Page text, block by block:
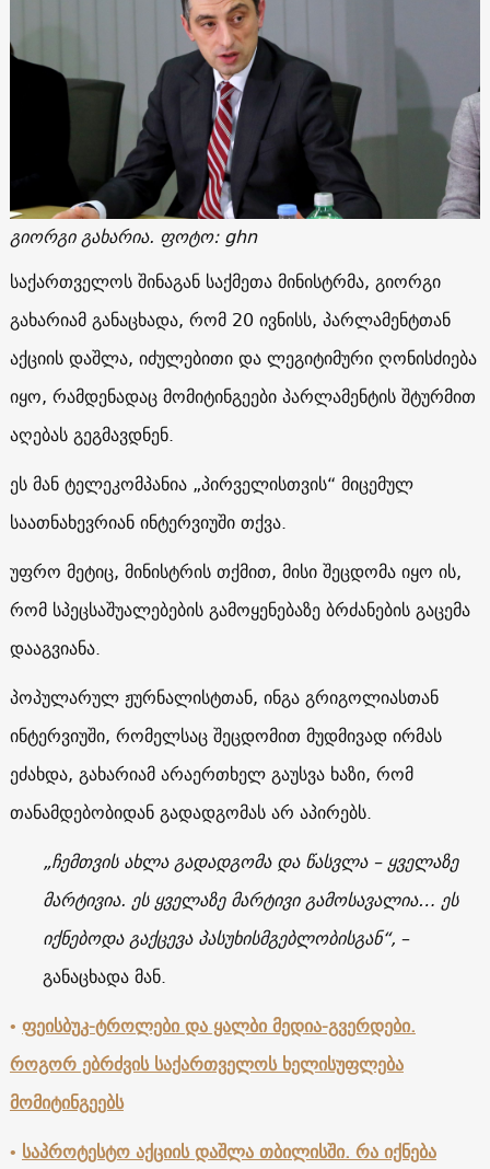
გიორგი გახარია. ფოტო: ghn
საქართველოს შინაგან საქმეთა მინისტრმა, გიორგი
გახარიამ განაცხადა, რომ 20 ივნისს, პარლამენტთან
აქციის დაშლა, იძულებითი და ლეგიტიმური ღონისძიება
იყო, რამდენადაც მომიტინგეები პარლამენტის შტურმით
აღებას გეგმავდნენ.
ეს მან ტელეკომპანია „პირველისთვის“ მიცემულ
საათნახევრიან ინტერვიუში თქვა.
უფრო მეტიც, მინისტრის თქმით, მისი შეცდომა იყო ის,
რომ სპეცსაშუალებების გამოყენებაზე ბრძანების გაცემა
დააგვიანა.
პოპულარულ ჟურნალისტთან, ინგა გრიგოლიასთან
ინტერვიუში, რომელსაც შეცდომით მუდმივად ირმას
ეძახდა, გახარიამ არაერთხელ გაუსვა ხაზი, რომ
თანამდებობიდან გადადგომას არ აპირებს.
„ჩემთვის ახლა გადადგომა და წასვლა – ყველაზე
მარტივია. ეს ყველაზე მარტივი გამოსავალია… ეს
იქნებოდა გაქცევა პასუხისმგებლობისგან“, –
განაცხადა მან.
• ფეისბუკ-ტროლები და ყალბი მედია-გვერდები.
როგორ ებრძვის საქართველოს ხელისუფლება
მომიტინგეებს
• საპროტესტო აქციის დაშლა თბილისში. რა იქნება